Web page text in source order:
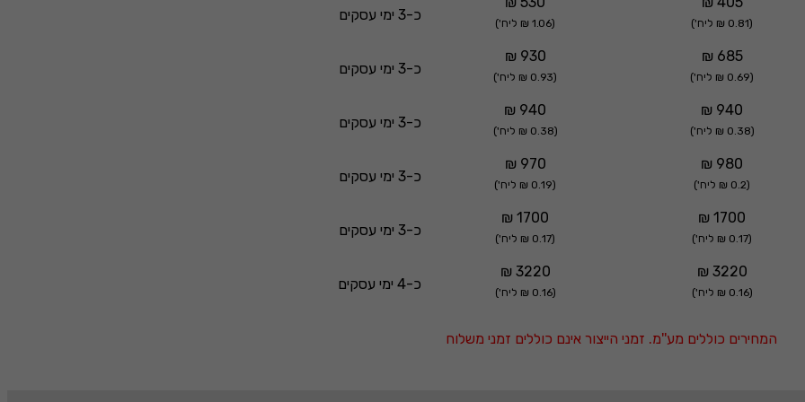
(0.81 ₪ ליח') (1.06 ₪ ליח') כ-3 ימי עסקים
685 ₪
(0.69 ₪ ליח')
930 ₪
(0.93 ₪ ליח') כ-3 ימי עסקים
940 ₪
(0.38 ₪ ליח')
940 ₪
(0.38 ₪ ליח') כ-3 ימי עסקים
980 ₪
(0.2 ₪ ליח')
970 ₪
(0.19 ₪ ליח') כ-3 ימי עסקים
1700 ₪
(0.17 ₪ ליח')
1700 ₪
(0.17 ₪ ליח') כ-3 ימי עסקים
3220 ₪
(0.16 ₪ ליח')
3220 ₪
(0.16 ₪ ליח') כ-4 ימי עסקים
המחירים כוללים מע''מ. זמני הייצור אינם כוללים זמני משלוח